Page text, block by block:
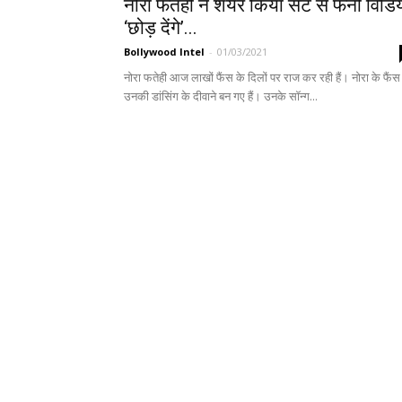
नोरा फतेही ने शेयर किया सेट से फनी
‘छोड़ देंगे’...
Bollywood Intel - 01/03/2021
नोरा फतेही आज लाखों फैंस के दिलों पर राज कर रही हैं। नोरा के फैंस
उनकी डांसिंग के दीवाने बन गए हैं। उनके सॉन्ग...